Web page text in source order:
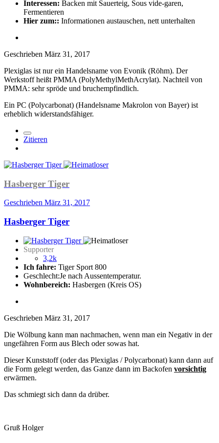
Interessen: Backen mit Sauerteig, Sous vide-garen,
Fermentieren
Hier zum:: Informationen austauschen, nett unterhalten
Geschrieben März 31, 2017
Plexiglas ist nur ein Handelsname von Evonik (Röhm). Der
Werkstoff heißt PMMA (PolyMethylMethAcrylat). Nachteil von
PMMA: sehr spröde und bruchempfindlich.
Ein PC (Polycarbonat) (Handelsname Makrolon von Bayer) ist
erheblich widerstandsfähiger.
Zitieren
Hasberger Tiger
Geschrieben März 31, 2017
Hasberger Tiger
Supporter
3,2k
Ich fahre: Tiger Sport 800
Geschlecht:Je nach Aussentemperatur.
Wohnbereich: Hasbergen (Kreis OS)
Geschrieben März 31, 2017
Die Wölbung kann man nachmachen, wenn man ein Negativ in der
ungefähren Form aus Blech oder sowas hat.
Dieser Kunststoff (oder das Plexiglas / Polycarbonat) kann dann auf
die Form gelegt werden, das Ganze dann im Backofen vorsichtig
erwärmen.
Das schmiegt sich dann da drüber.
Gruß Holger